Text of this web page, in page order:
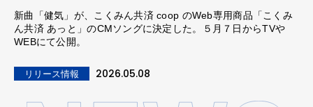
新曲「健気」が、こくみん共済 coop のWeb専用商品「こくみ
ん共済 あっと」のCMソングに決定した。５月７日からTVや
WEBにて公開。
リリース情報 2026.05.08